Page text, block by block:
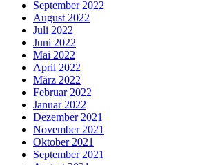
September 2022
August 2022
Juli 2022
Juni 2022
Mai 2022
April 2022
März 2022
Februar 2022
Januar 2022
Dezember 2021
November 2021
Oktober 2021
September 2021